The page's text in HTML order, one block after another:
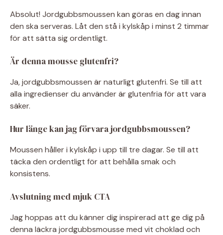
Absolut! Jordgubbsmoussen kan göras en dag innan
den ska serveras. Låt den stå i kylskåp i minst 2 timmar
för att sätta sig ordentligt.
Är denna mousse glutenfri?
Ja, jordgubbsmoussen är naturligt glutenfri. Se till att
alla ingredienser du använder är glutenfria för att vara
säker.
Hur länge kan jag förvara jordgubbsmoussen?
Moussen håller i kylskåp i upp till tre dagar. Se till att
täcka den ordentligt för att behålla smak och
konsistens.
Avslutning med mjuk CTA
Jag hoppas att du känner dig inspirerad att ge dig på
denna läckra jordgubbsmousse med vit choklad och